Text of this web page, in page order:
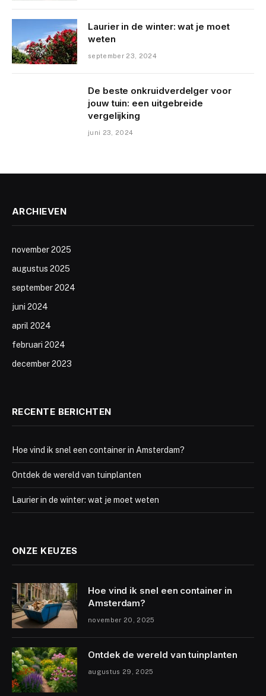
Laurier in de winter: wat je moet
weten
september 23, 2024
De beste onkruidverdelger voor
jouw tuin: een uitgebreide
vergelijking
juni 23, 2024
ARCHIEVEN
november 2025
augustus 2025
september 2024
juni 2024
april 2024
februari 2024
december 2023
RECENTE BERICHTEN
Hoe vind ik snel een container in Amsterdam?
Ontdek de wereld van tuinplanten
Laurier in de winter: wat je moet weten
ONZE KEUZES
Hoe vind ik snel een container in
Amsterdam?
november 20, 2025
Ontdek de wereld van tuinplanten
augustus 29, 2025